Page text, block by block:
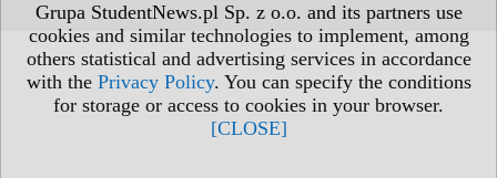
Grupa StudentNews.pl Sp. z o.o. and its partners use
cookies and similar technologies to implement, among
others statistical and advertising services in accordance
with the Privacy Policy. You can specify the conditions
for storage or access to cookies in your browser.
[CLOSE]